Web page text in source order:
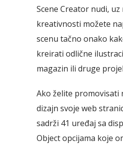
Scene Creator nudi, uz
kreativnosti možete
scenu tačno onako
kreirati odlične
magazin ili druge
Ako želite promovisati
dizajn svoje web
sadrži 41 uređaj sa
Object opcijama koje